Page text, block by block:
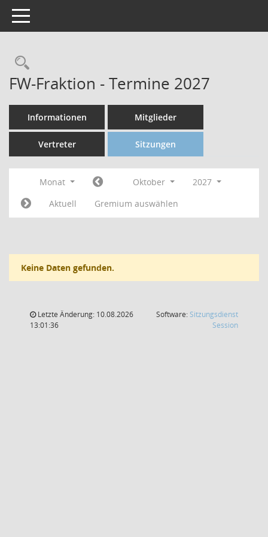
Toggle navigation
FW-Fraktion - Termine 2027
Informationen Mitglieder
Vertreter Sitzungen
Monat Oktober
2027
Aktuell
Gremium auswählen
Keine Daten gefunden.
Letzte Änderung: 10.08.2026
13:01:36
Software: Sitzungsdienst
Session(Wird in